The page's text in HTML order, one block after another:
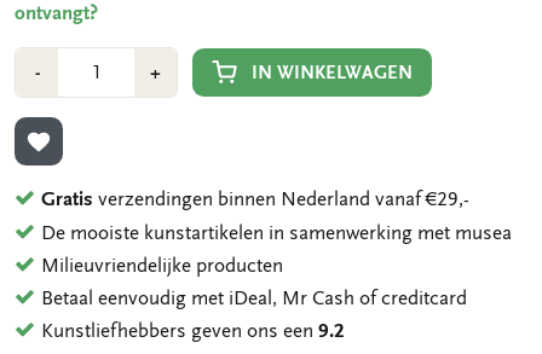
ontvangt?
-Min
1
+Plus
1
IN WINKELWAGEN
TOEVOEGEN AAN VERLANGLIJST
Gratis verzendingen binnen Nederland vanaf €29,-
De mooiste kunstartikelen in samenwerking met musea
Milieuvriendelijke producten
Betaal eenvoudig met iDeal, Mr Cash of creditcard
Kunstliefhebbers geven ons een9.2